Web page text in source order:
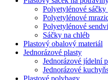
Polyetylénové
Polyetylénové
Polyetylénové
Sáčky na chléb
Plastový obalový materiál
Jednorázové plasty
Jednorázové jídelní
Jednorázové
Plastové polybagy